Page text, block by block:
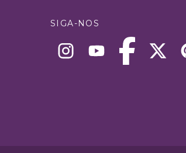
SIGA-NOS